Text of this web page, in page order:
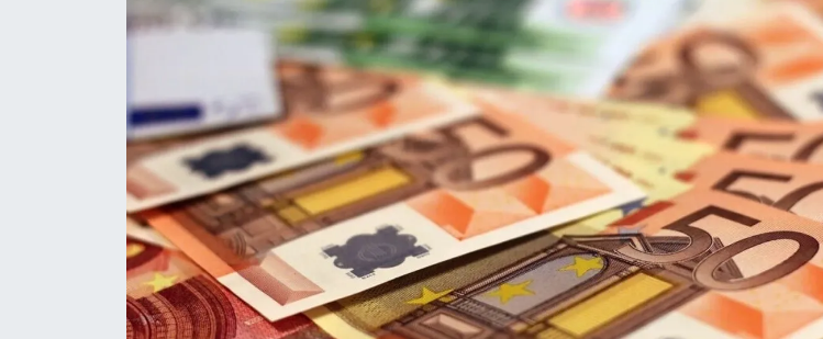
Gündem
KKTC YEREL SEÇİM 2018
Kültür Sanat
Magazin